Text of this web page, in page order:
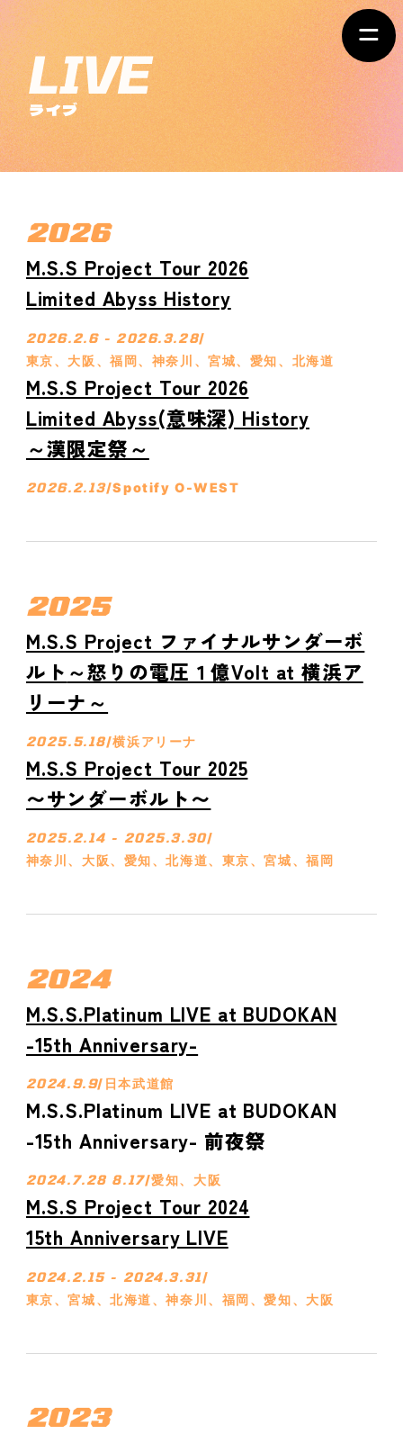
ライブ
2026
M.S.S Project Tour 2026
Limited Abyss History
2026.2.6 - 2026.3.28/
東京、大阪、福岡、神奈川、宮城、愛知、北海道
M.S.S Project Tour 2026
Limited Abyss(意味深) History
～漢限定祭～
2026.2.13/Spotify O-WEST
2025
M.S.S Project ファイナルサンダーボ
ルト ～怒りの電圧１億Volt at 横浜ア
リーナ～
2025.5.18/横浜アリーナ
M.S.S Project Tour 2025
〜サンダーボルト〜
2025.2.14 - 2025.3.30/
神奈川、大阪、愛知、北海道、東京、宮城、福岡
2024
M.S.S.Platinum LIVE at BUDOKAN
-15th Anniversary-
2024.9.9/ 日本武道館
M.S.S.Platinum LIVE at BUDOKAN
-15th Anniversary- 前夜祭
2024.7.28 8.17/愛知、大阪
M.S.S Project Tour 2024
15th Anniversary LIVE
2024.2.15 - 2024.3.31/
東京、宮城、北海道、神奈川、福岡、愛知、大阪
2023